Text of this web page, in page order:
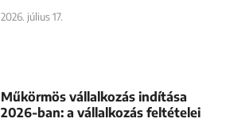
2026. július 17.
Műkörmös vállalkozás indítása
2026-ban: a vállalkozás feltételei